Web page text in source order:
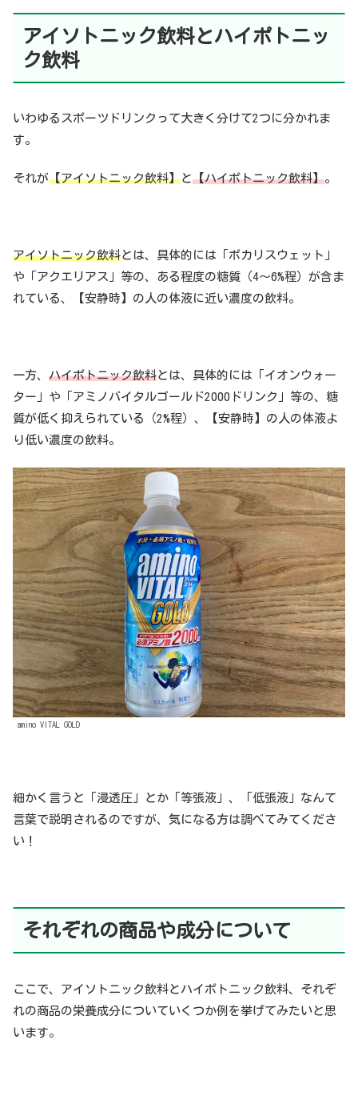
アイソトニック飲料とハイポトニッ
ク飲料
いわゆるスポーツドリンクって大きく分けて2つに分かれま
す。
それが【アイソトニック飲料】と【ハイポトニック飲料】。
アイソトニック飲料とは、具体的には「ポカリスウェット」
や「アクエリアス」等の、ある程度の糖質（4〜6%程）が含ま
れている、【安静時】の人の体液に近い濃度の飲料。
一方、 ハイポトニック飲料とは、具体的には「イオンウォー
ター」や「アミノバイタルゴールド2000ドリンク」等の、糖
質が低く抑えられている（2%程）、【安静時】の人の体液よ
り低い濃度の飲料。
amino VITAL GOLD
細かく言うと「浸透圧」とか「等張液」、「低張液」なんて
言葉で説明されるのですが、気になる方は調べてみてくださ
い！
それぞれの商品や成分について
ここで、アイソトニック飲料とハイポトニック飲料、それぞ
れの商品の栄養成分についていくつか例を挙げてみたいと思
います。